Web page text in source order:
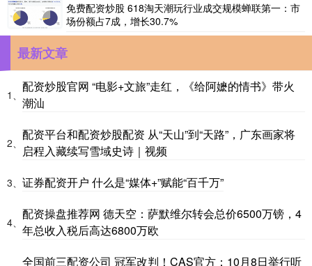
免费配资炒股 618淘天潮玩行业成交规模蝉联第一：市
场份额占7成，增长30.7%
最新文章
1、
配资炒股官网 “电影+文旅”走红，《给阿嬷的情书》带火
潮汕
2、
配资平台和配资炒股配资 从“天山”到“天路”，广东画家将
启程入藏续写雪域史诗｜视频
3、 证券配资开户 什么是“媒体+”赋能“百千万”
4、
配资操盘推荐网 德天空：萨默维尔转会总价6500万镑，4
年总收入税后高达6800万欧
全国前三配资公司 冠军改判！CAS官方：10月8日举行听